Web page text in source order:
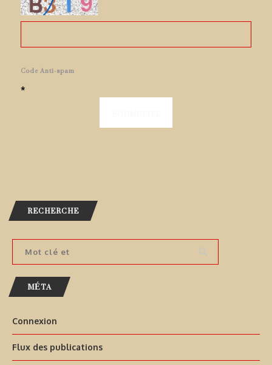
Code Anti-spam
*
RECHERCHE
MÉTA
Connexion
Flux des publications